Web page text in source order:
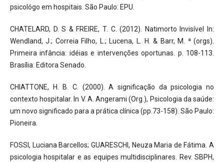
psicológo em hospitais. São Paulo: EPU.
CHATELARD, D. S & FREIRE, T. C. (2012). Natimorto Invisível In:
Wendland, J.; Correia Filho, L.; Lucena, L. H. & Barr, M. ª (orgs).
Primeira infância: idéias e intervenções oportunas. p. 108-113.
Brasília: Editora Senado.
CHIATTONE, H. B. C. (2000). A significação da psicologia no
contexto hospitalar. In V. A. Angerami (Org.), Psicologia da saúde:
um novo significado para a prática clínica (pp.73-158). São Paulo:
Pioneira.
FOSSI, Luciana Barcellos; GUARESCHI, Neuza Maria de Fátima. A
psicologia hospitalar e as equipes multidisciplinares. Rev. SBPH,